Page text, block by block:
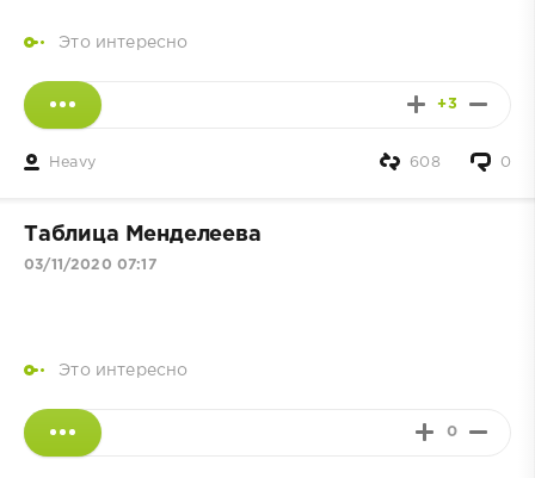
Это интересно
+3
Heavy 0
608
Таблица Менделеева
03/11/2020 07:17
Это интересно
0